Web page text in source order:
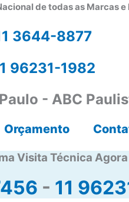
de todas as Marcas e
3644-8877
96231-1982
- ABC
Orçamento
Visita Técnica
- 11